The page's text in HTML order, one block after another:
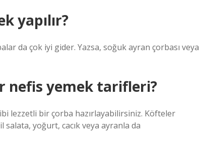
yapılır?
da çok iyi gider. Yazsa, soğuk ayran çorbası veya
nefis yemek tarifleri?
lezzetli bir çorba hazırlayabilirsiniz. Köfteler
yoğurt, cacık veya ayranla da